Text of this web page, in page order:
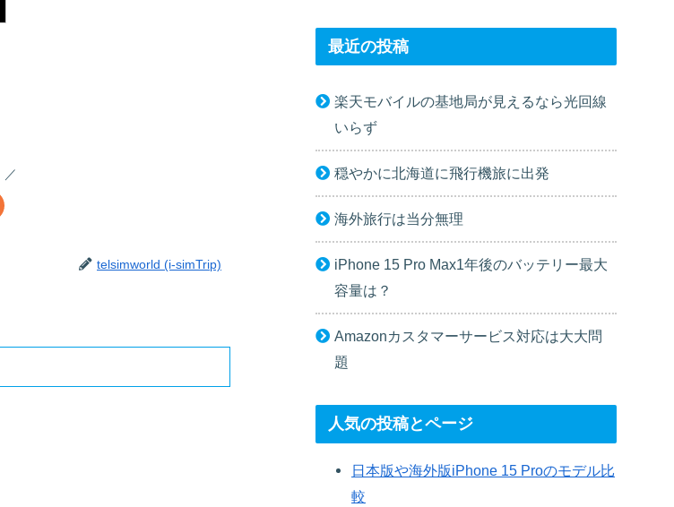
telsimworld (i-simTrip)
最近の投稿
楽天モバイルの基地局が見えるなら光回線
いらず
穏やかに北海道に飛行機旅に出発
海外旅行は当分無理
iPhone 15 Pro Max1年後のバッテリー最大
容量は？
Amazonカスタマーサービス対応は大大問
題
人気の投稿とページ
日本版や海外版iPhone 15 Proのモデル比
較